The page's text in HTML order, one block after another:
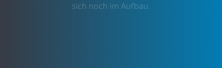
sich noch im Aufbau.